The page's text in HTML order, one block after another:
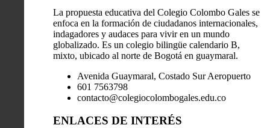
La propuesta educativa del Colegio Colombo Gales se
enfoca en la formación de ciudadanos internacionales,
indagadores y audaces para vivir en un mundo
globalizado. Es un colegio bilingüe calendario B,
mixto, ubicado al norte de Bogotá en guaymaral.
Avenida Guaymaral, Costado Sur Aeropuerto
601 7563798
contacto@colegiocolombogales.edu.co
ENLACES DE INTERÉS